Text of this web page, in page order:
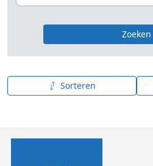
Zoeken
Sorteren
Publicatiedatum (nieuw - oud)